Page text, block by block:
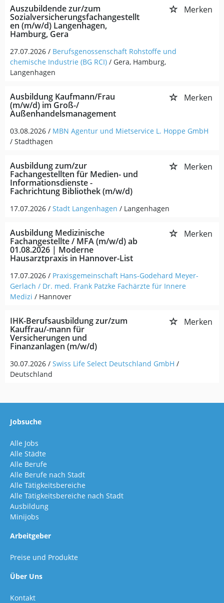
Auszubildende zur/zum
Sozialversicherungsfachangestellt
en (m/w/d) Langenhagen,
Hamburg, Gera
Merken
27.07.2026 / Berufsgenossenschaft Rohstoffe und
chemische Industrie (BG RCI) / Gera, Hamburg,
Langenhagen
Ausbildung Kaufmann/Frau
(m/w/d) im Groß-/
Außenhandelsmanagement
Merken
03.08.2026 / MBN Agentur und Mietservice L. Hoppe GmbH
/ Stadthagen
Ausbildung zum/zur
Fachangestellten für Medien- und
Informationsdienste -
Fachrichtung Bibliothek (m/w/d)
Merken
17.07.2026 / Stadt Langenhagen / Langenhagen
Ausbildung Medizinische
Fachangestellte / MFA (m/w/d) ab
01.08.2026 | Moderne
Hausarztpraxis in Hannover-List
Merken
17.07.2026 / Praxisgemeinschaft Hans-Godehard Meyer-
Gerlach / Dr. med. Frank Patzke Fachärzte für Innere
Medizi / Hannover
IHK-Berufsausbildung zur/zum
Kauffrau/-mann für
Versicherungen und
Finanzanlagen (m/w/d)
Merken
30.07.2026 / Swiss Life Select Deutschland GmbH /
Deutschland
Jobsuche
Alle Jobs
Alle Städte
Alle Berufe
Alle Berufe nach Stadt
Alle Tätigkeitsbereiche
Alle Tätigkeitsbereiche nach Stadt
Ausbildung
Minijobs
Arbeitgeber
Preise und Produkte
Über Uns
Kontakt